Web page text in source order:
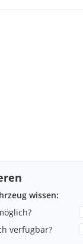
wissen:
verfügbar?